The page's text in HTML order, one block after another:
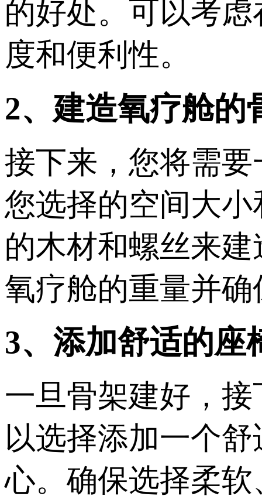
的好处。可以考
度和便利性。
2、建造氧疗舱的
接下来，您将需
您选择的空间大
的木材和螺丝来
氧疗舱的重量并
3、添加舒适的座
一旦骨架建好，
以选择添加一个
心。确保选择柔